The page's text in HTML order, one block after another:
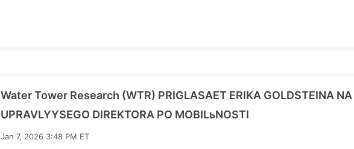
Water Tower Research (WTR) PRIGLASAET ERIKA GOLDSTEINA
UPRAVLYYSEGO DIREKTORA PO MOBILьNOSTI
Jan 7, 2026 3:48 PM ET